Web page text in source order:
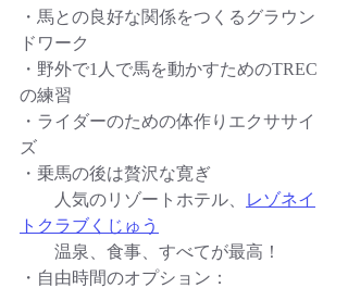
・馬との良好な関係をつくるグラウン
ドワーク
・野外で1人で馬を動かすためのTREC
の練習
・ライダーのための体作りエクササイ
ズ
・乗馬の後は贅沢な寛ぎ
人気のリゾートホテル、
レゾネイ
トクラブくじゅう
温泉、食事、すべてが最高！
・自由時間のオプション：